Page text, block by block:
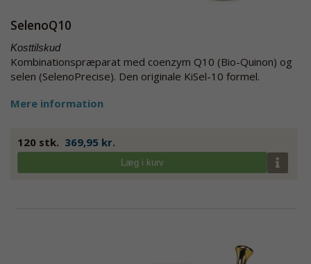
SelenoQ10
Kosttilskud
Kombinationspræparat med coenzym Q10 (Bio-Quinon) og
selen (SelenoPrecise). Den originale KiSel-10 formel.
Mere information
120 stk. 369,95 kr.
Læg i kurv